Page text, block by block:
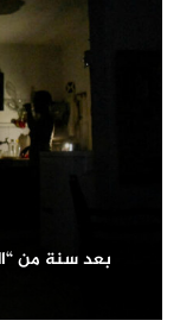
بعد سنة من